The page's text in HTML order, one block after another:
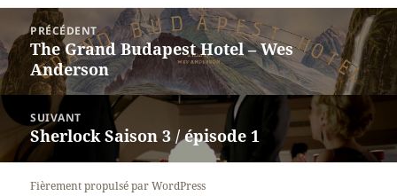
Navigation
de
l’article
PRÉCÉDENT
Article
précédent :
The Grand Budapest Hotel – Wes
Anderson
SUIVANT
Article
suivant :
Sherlock Saison 3 / épisode 1
Fièrement propulsé par WordPress